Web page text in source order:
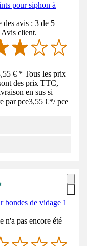
pour siphon à
des avis : 3 de 5
Avis client.
€ * Tous les prix
des prix TTC,
en sus si
par pce3,55 €*/ pce
bondes de vidage 1
n'a pas encore été